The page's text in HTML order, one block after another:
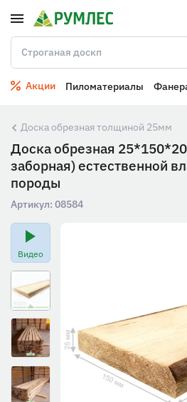
Акции Пиломатериалы
Доска обрезная толщиной 25мм
Доска обрезная
заборная) естественной
породы
Артикул: 08584
Видео